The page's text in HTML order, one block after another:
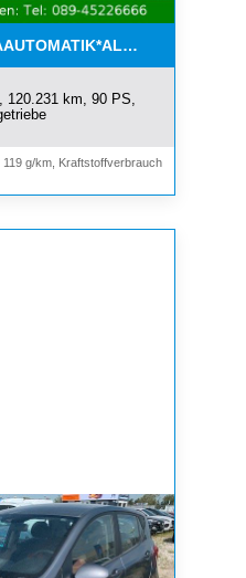
120.231 km, 90 PS,
g/km, Kraftstoffverbrauch